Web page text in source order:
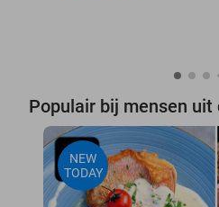
Populair bij mensen uit
NEW
TODAY